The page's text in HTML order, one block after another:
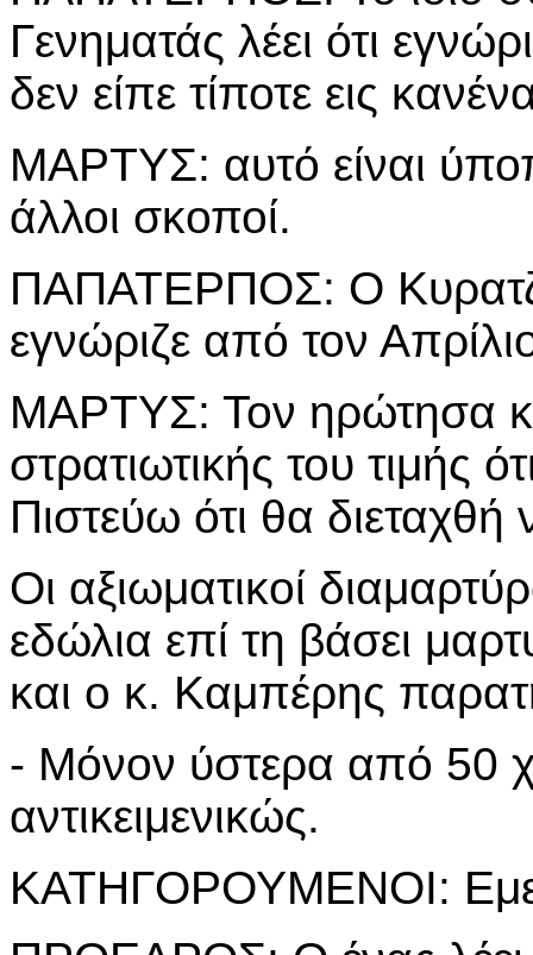
Γενηματάς λέει ότι
δεν είπε τίποτε εις
ΜΑΡΤΥΣ: αυτό είναι
άλλοι σκοποί.
ΠΑΠΑΤΕΡΠΟΣ: Ο
εγνώριζε από τον
ΜΑΡΤΥΣ: Τον ηρώτησα
στρατιωτικής του τιμής
Πιστεύω ότι θα
Οι αξιωματικοί
εδώλια επί τη βάσει
και ο κ. Καμπέρης
- Μόνον ύστερα από 50
αντικειμενικώς.
ΚΑΤΗΓΟΡΟΥΜΕΝΟΙ: